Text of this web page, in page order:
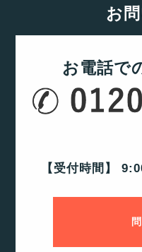
お
お電話で
【受付時間】